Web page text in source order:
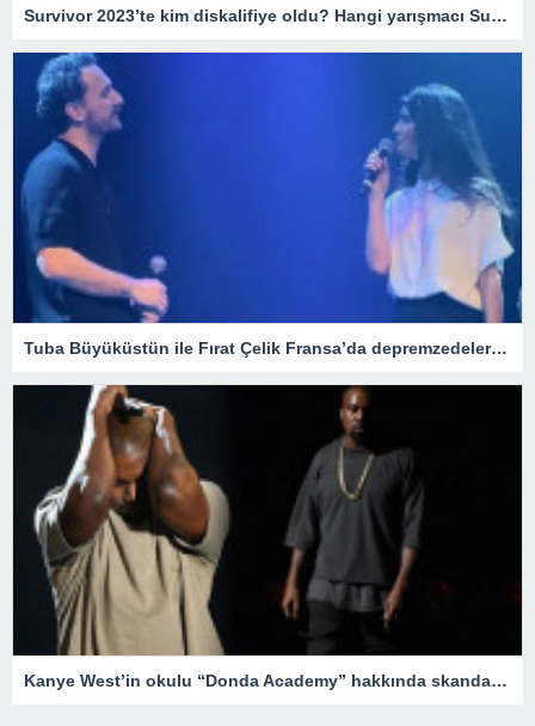
Survivor 2023’te kim diskalifiye oldu? Hangi yarışmacı Survivor’dan gönderildi? – Magazin Haberleri
Tuba Büyüküstün ile Fırat Çelik Fransa’da depremzedeler için yardım gecesi düzenledi
Kanye West’in okulu “Donda Academy” hakkında skandal iddialar – Son Dakika Magazin Haberleri